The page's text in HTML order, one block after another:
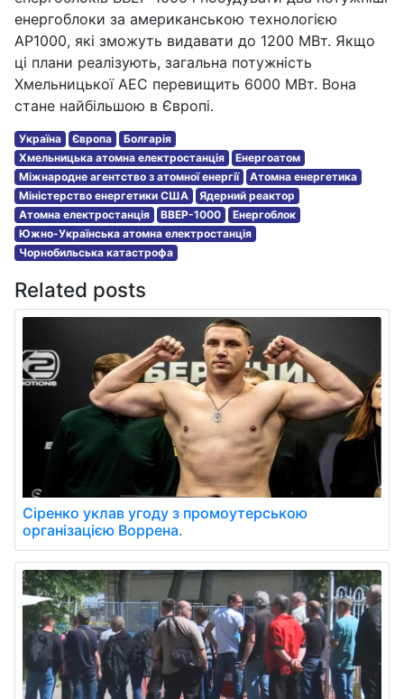
енергоблоки за американською технологією
AP1000, які зможуть видавати до 1200 МВт. Якщо
ці плани реалізують, загальна потужність
Хмельницької АЕС перевищить 6000 МВт. Вона
стане найбільшою в Європі.
Україна Європа
Болгарія
Хмельницька атомна електростанція
Енергоатом
Міжнародне агентство з атомної енергії
Атомна енергетика
Міністерство енергетики США
Ядерний реактор
Атомна електростанція
ВВЕР-1000
Енергоблок
Южно-Українська атомна електростанція
Чорнобильська катастрофа
Related posts
Сіренко уклав угоду з промоутерською
організацією Воррена.